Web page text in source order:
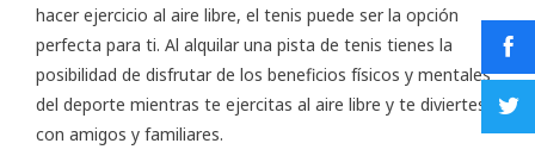
hacer ejercicio al aire libre, el tenis puede ser la opción
perfecta para ti. Al alquilar una pista de tenis tienes la
posibilidad de disfrutar de los beneficios físicos y mentales
del deporte mientras te ejercitas al aire libre y te diviertes
con amigos y familiares.